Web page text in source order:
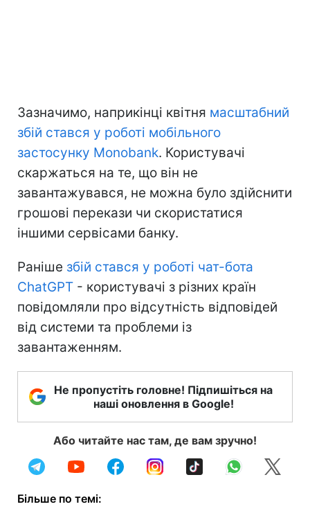
Зазначимо, наприкінці квітня масштабний
збій стався у роботі мобільного
застосунку Monobank. Користувачі
скаржаться на те, що він не
завантажувався, не можна було здійснити
грошові перекази чи скористатися
іншими сервісами банку.
Раніше збій стався у роботі чат-бота
ChatGPT - користувачі з різних країн
повідомляли про відсутність відповідей
від системи та проблеми із
завантаженням.
Не пропустіть головне! Підпишіться на
наші оновлення в Google!
Або читайте нас там, де вам зручно!
Більше по темі: